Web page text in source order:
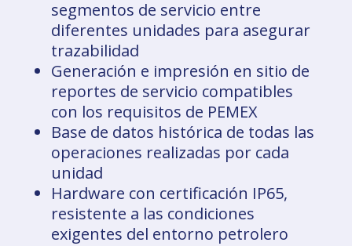
segmentos de servicio entre
diferentes unidades para asegurar
trazabilidad
Generación e impresión en sitio de
reportes de servicio compatibles
con los requisitos de PEMEX
Base de datos histórica de todas las
operaciones realizadas por cada
unidad
Hardware con certificación IP65,
resistente a las condiciones
exigentes del entorno petrolero